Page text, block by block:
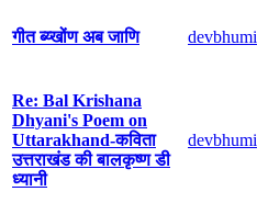
गीत ब्य्खोंण अब जाणि devbhumi
Re: Bal Krishana
Dhyani's Poem on
Uttarakhand-कविता
उत्तराखंड की बालकृष्ण डी
ध्यानी
devbhumi